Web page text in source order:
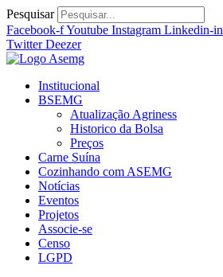
Ir
para
o
conteúdo
Pesquisar
Facebook-fYoutube Instagram Linkedin-in
Twitter Deezer
Institucional
BSEMG
Atualização Agriness
Historico da Bolsa
Preços
Carne Suína
Cozinhando com ASEMG
Notícias
Eventos
Projetos
Associe-se
Censo
LGPD